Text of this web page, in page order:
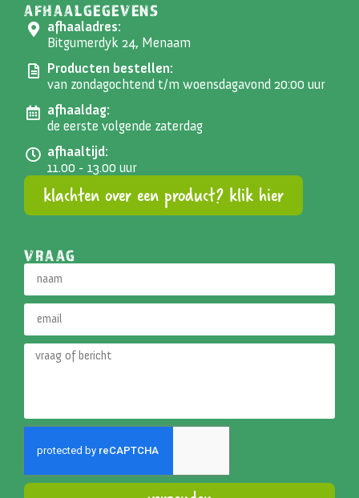
AFHAALGEGEVENS
afhaaladres:
Bitgumerdyk 24, Menaam
Producten bestellen:
van zondagochtend t/m woensdagavond 20:00 uur
afhaaldag:
de eerste volgende zaterdag
afhaaltijd:
11.00 - 13.00 uur
klachten over een product? klik hier
VRAAG